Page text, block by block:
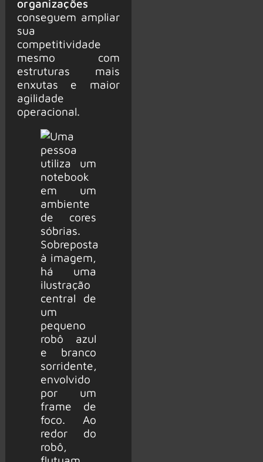
organizações
conseguem ampliar
sua
competitividade
mesmo com
estruturas mais
enxutas e maior
agilidade
operacional.